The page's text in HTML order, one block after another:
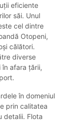
eficiente
săi. Unul
cel dintre
Otopeni,
călători.
diverse
în afara țării,
în domeniul
prin calitatea
detalii. Flota